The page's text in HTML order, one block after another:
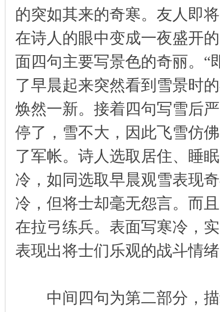
的突如其来的奇寒。友人即
在诗人的眼中变成一夜盛开
面四句主要写景色的奇丽。“
了早晨起来突然看到雪景时
焕然一新。接着四句写雪后
停了，雪不大，因此飞雪仿
了军帐。诗人选取居住、睡
冷，如同选取早晨观雪表现
冷，但将士却毫无怨言。而
在拉弓练兵。表面写寒冷，
表现出将士们乐观的战斗情
中间四句为第二部分，描